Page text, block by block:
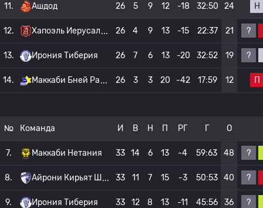
11. Ашдод 26 5 9 12 -18 32:50 24 Н
12. Хапоэль Иерусал 26 4 9 13 -15 22:37 21 ?
13. Ирония Тиберия 26 7 6 13 -20 32:52 19 ?
14. Маккаби Бней Ра 26 3 3 20 -42 17:59 12 П
№ Команда И В Н П РГ Г О
7. Маккаби Нетания 33 14 6 13 -4 59:63 48 ?
8. Айрони Кирьят Ш 33 11 7 15 -3 50:53 40 ?
9. Ирония Тиберия 33 12 8 13 -11 45:56 36 ?